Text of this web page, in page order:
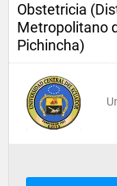
Obstetricia
Metropolitano
Pichincha)